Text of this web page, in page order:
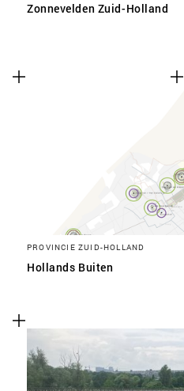
Zonnevelden Zuid-Holland
PROVINCIE ZUID-HOLLAND
Hollands Buiten